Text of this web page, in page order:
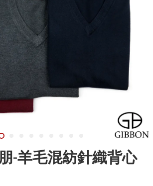
朋-羊毛混紡針織背心